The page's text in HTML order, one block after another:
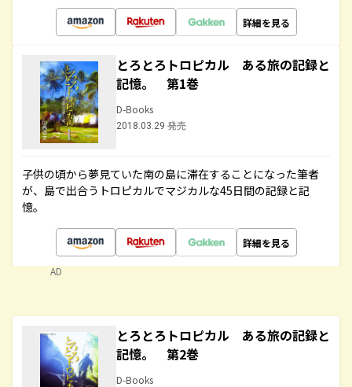
詳細を見る
とろとろトロピカル ある旅の記録と
記憶。 第1巻
D-Books
2018.03.29 発売
子供の頃から夢見ていた南の島に滞在することになった筆者
が、島で出合うトロピカルでマジカルな45日間の記録と記
憶。
詳細を見る
AD
とろとろトロピカル ある旅の記録と
記憶。 第2巻
D-Books